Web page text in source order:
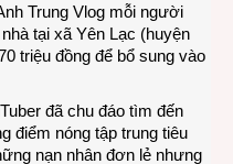
Trung Vlog mỗi người
tại xã Yên Lạc (huyện
triệu đồng để bổ sung vào
đã chu đáo tìm đến
điểm nóng tập trung tiêu
nạn nhân đơn lẻ nhưng